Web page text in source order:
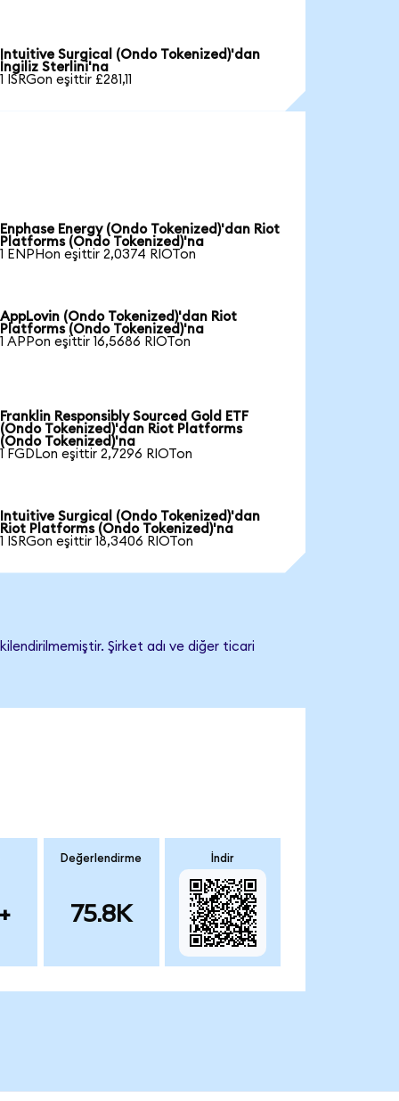
Intuitive Surgical (Ondo Tokenized)'dan
İngiliz Sterlini'na
1 ISRGon eşittir £281,11
Enphase Energy (Ondo Tokenized)'dan Riot
Platforms (Ondo Tokenized)'na
1 ENPHon eşittir 2,0374 RIOTon
AppLovin (Ondo Tokenized)'dan Riot
Platforms (Ondo Tokenized)'na
1 APPon eşittir 16,5686 RIOTon
Franklin Responsibly Sourced Gold ETF
(Ondo Tokenized)'dan Riot Platforms
(Ondo Tokenized)'na
1 FGDLon eşittir 2,7296 RIOTon
Intuitive Surgical (Ondo Tokenized)'dan
Riot Platforms (Ondo Tokenized)'na
1 ISRGon eşittir 18,3406 RIOTon
Şirket adı ve diğer ticari
Değerlendirme
75.8K
İndir